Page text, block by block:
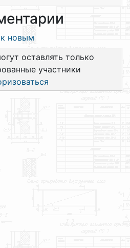
новым
оставлять только
участники